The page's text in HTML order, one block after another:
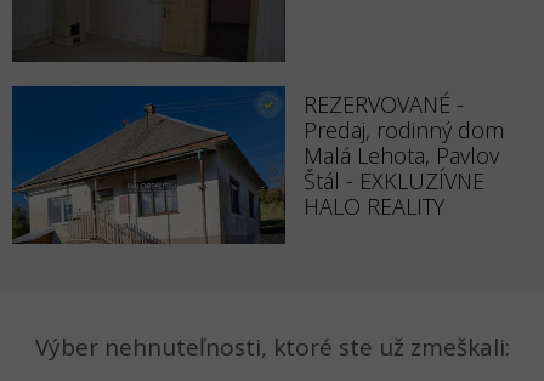
REZERVOVANÉ -
Predaj, rodinný dom
Malá Lehota, Pavlov
Štál - EXKLUZÍVNE
HALO REALITY
Výber nehnuteľnosti, ktoré ste už zmeškali: